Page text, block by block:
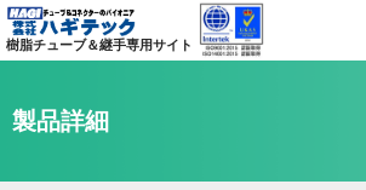
樹脂チューブ＆継手専用サイト
製品詳細